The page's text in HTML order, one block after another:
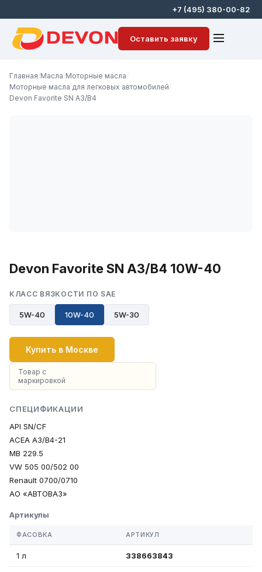
+7 (495) 380-00-82
Оставить заявку
Главная Масла Моторные масла
Моторные масла для легковых автомобилей
Devon Favorite SN A3/B4
Devon Favorite SN A3/B4 10W-40
КЛАСС ВЯЗКОСТИ ПО SAE
5W-40 10W-40 5W-30
Купить в Москве
Товар с
маркировкой
СПЕЦИФИКАЦИИ
API SN/CF
ACEA A3/B4-21
MB 229.5
VW 505 00/502 00
Renault 0700/0710
АО «АВТОВАЗ»
Артикулы
ФАСОВКА АРТИКУЛ
1 л 338663843